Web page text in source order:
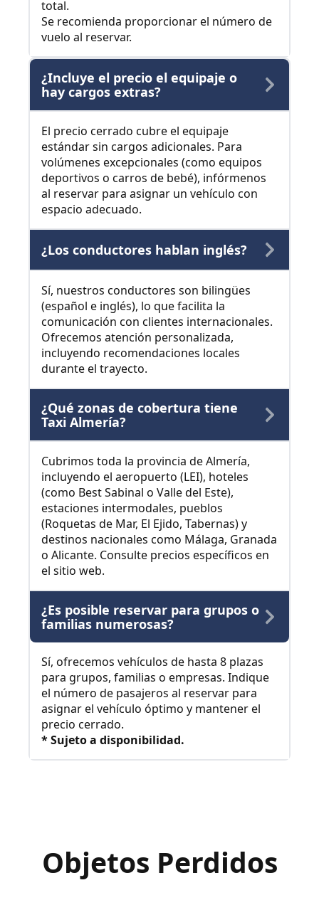
total.
Se recomienda proporcionar el número de
vuelo al reservar.
¿Incluye el precio el equipaje o
hay cargos extras?
El precio cerrado cubre el equipaje
estándar sin cargos adicionales. Para
volúmenes excepcionales (como equipos
deportivos o carros de bebé), infórmenos
al reservar para asignar un vehículo con
espacio adecuado.
¿Los conductores hablan inglés?
Sí, nuestros conductores son bilingües
(español e inglés), lo que facilita la
comunicación con clientes internacionales.
Ofrecemos atención personalizada,
incluyendo recomendaciones locales
durante el trayecto.
¿Qué zonas de cobertura tiene
Taxi Almería?
Cubrimos toda la provincia de Almería,
incluyendo el aeropuerto (LEI), hoteles
(como Best Sabinal o Valle del Este),
estaciones intermodales, pueblos
(Roquetas de Mar, El Ejido, Tabernas) y
destinos nacionales como Málaga, Granada
o Alicante. Consulte precios específicos en
el sitio web.
¿Es posible reservar para grupos o
familias numerosas?
Sí, ofrecemos vehículos de hasta 8 plazas
para grupos, familias o empresas. Indique
el número de pasajeros al reservar para
asignar el vehículo óptimo y mantener el
precio cerrado.
* Sujeto a disponibilidad.
Objetos Perdidos